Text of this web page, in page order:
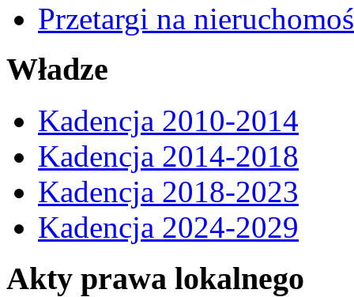
Przetargi na
Władze
Kadencja 2010-2014
Kadencja 2014-2018
Kadencja 2018-2023
Kadencja 2024-2029
Akty prawa lokalnego